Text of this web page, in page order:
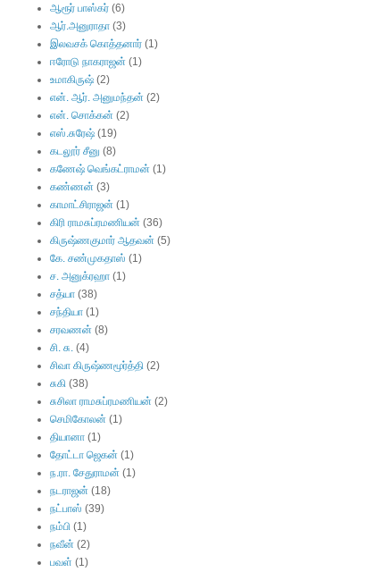
ஆரூர் பாஸ்கர் (6)
ஆர்.அனுராதா (3)
இலவசக் கொத்தனார் (1)
ஈரோடு நாகராஜன் (1)
உமாகிருஷ் (2)
என். ஆர். அனுமந்தன் (2)
என். சொக்கன் (2)
எஸ்.சுரேஷ் (19)
கடலூர் சீனு (8)
கணேஷ் வெங்கட்ராமன் (1)
கண்ணன் (3)
காமாட்சிராஜன் (1)
கிரி ராமசுப்ரமணியன் (36)
கிருஷ்ணகுமார் ஆதவன் (5)
கே. சண்முகதாஸ் (1)
ச. அனுக்ரஹா (1)
சத்யா (38)
சந்தியா (1)
சரவணன் (8)
சி. சு. (4)
சிவா கிருஷ்ணமூர்த்தி (2)
சுகி (38)
சுசிலா ராமசுப்ரமணியன் (2)
செமிகோலன் (1)
தியானா (1)
தோட்டா ஜெகன் (1)
ந.ரா. சேதுராமன் (1)
நடராஜன் (18)
நட்பாஸ் (39)
நம்பி (1)
நவீன் (2)
பவள் (1)